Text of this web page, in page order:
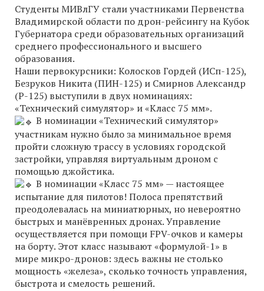
Студенты МИВлГУ стали участниками Первенства
Владимирской области по дрон-рейсингу на Кубок
Губернатора среди образовательных организаций
среднего профессионального и высшего
образования.
Наши первокурсники: Колосков Гордей (ИСп-125),
Безруков Никита (ПИН-125) и Смирнов Александр
(Р-125) выступили в двух номинациях:
«Технический симулятор» и «Класс 75 мм».
В номинации «Технический симулятор»
участникам нужно было за минимальное время
пройти сложную трассу в условиях городской
застройки, управляя виртуальным дроном с
помощью джойстика.
В номинации «Класс 75 мм» — настоящее
испытание для пилотов! Полоса препятствий
преодолевалась на миниатюрных, но невероятно
быстрых и манёвренных дронах. Управление
осуществляется при помощи FPV-очков и камеры
на борту. Этот класс называют «формулой-1» в
мире микро-дронов: здесь важны не столько
мощность «железа», сколько точность управления,
быстрота и смелость решений.